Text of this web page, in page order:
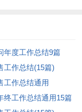
年度工作总结9篇
工作总结(15篇)
工作总结通用
终工作总结通用15篇